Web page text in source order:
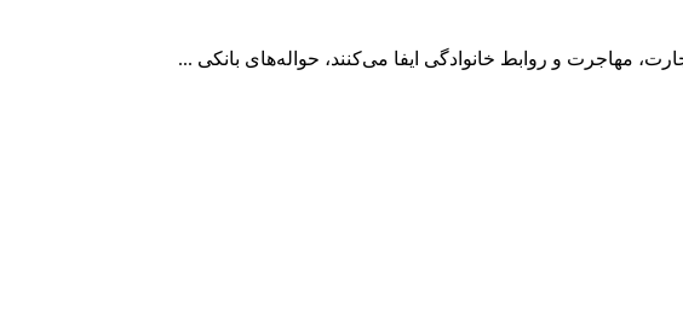
مهاجرت و روابط خانوادگی ایفا می‌کنند، حواله‌های بانکی ...